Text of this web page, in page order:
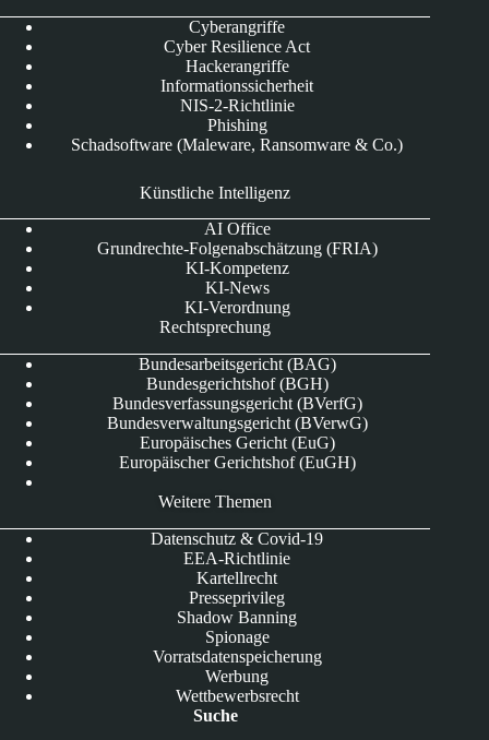
Cyberangriffe
Cyber Resilience Act
Hackerangriffe
Informationssicherheit
NIS-2-Richtlinie
Phishing
Schadsoftware (Maleware, Ransomware & Co.)
Künstliche Intelligenz
AI Office
Grundrechte-Folgenabschätzung (FRIA)
KI-Kompetenz
KI-News
KI-Verordnung
Rechtsprechung
Bundesarbeitsgericht (BAG)
Bundesgerichtshof (BGH)
Bundesverfassungsgericht (BVerfG)
Bundesverwaltungsgericht (BVerwG)
Europäisches Gericht (EuG)
Europäischer Gerichtshof (EuGH)
Weitere Themen
Datenschutz & Covid-19
EEA-Richtlinie
Kartellrecht
Presseprivileg
Shadow Banning
Spionage
Vorratsdatenspeicherung
Werbung
Wettbewerbsrecht
Suche